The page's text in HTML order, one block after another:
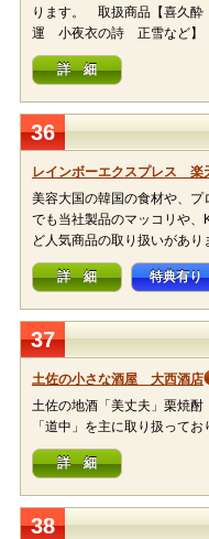
ります。 取扱商品【喜
運 小夜衣の詩 正雪など】
詳 細
36
レインボーエクスプレス 楽
美容大国の韓国の食材や、
でも当社製品のマッコリや
ど人気商品の取り扱いがあり
詳 細 特典有り
37
土佐の小さな酒屋 大西酒店
土佐の地酒「美丈夫」栗焼
「道中」を主に取り扱ってお
詳 細
38